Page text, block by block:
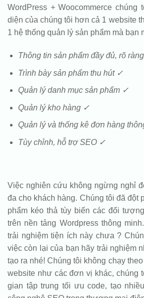
WordPress + Woocommerce
diện của chúng tôi hơn cả 1 website
1 hệ thống quản lý sản phẩm mà bạn
Thông tin sản phẩm đầy đủ, rõ
Trình bày sản phẩm thu hút ✓
Quản lý danh mục sản phẩm ✓
Quản lý kho hàng ✓
Quản lý và thống kê đơn hàng
Tùy chỉnh, hỗ trợ SEO ✓
Việc nghiên cứu không ngừng nghỉ
đa cho khách hàng. Chúng tôi đã đột
phẩm kéo thả tùy biến các đối
trên nền tảng Wordpress thông
trải nghiệm tiện ích này chưa ?
việc còn lại của bạn hãy trải nghiệm
tạo ra nhé! Chúng tôi không chạy
website như các đơn vị khác, chúng
gian tập trung tối ưu code, tạo